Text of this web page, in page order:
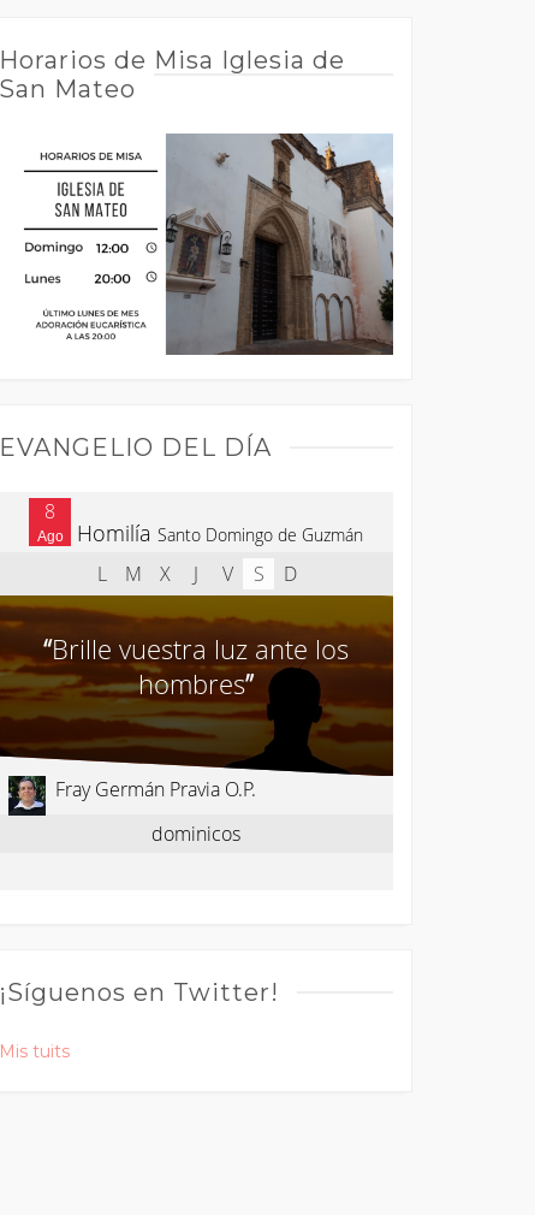
Horarios de Misa Iglesia de
San Mateo
EVANGELIO DEL DÍA
¡Síguenos en Twitter!
Mis tuits